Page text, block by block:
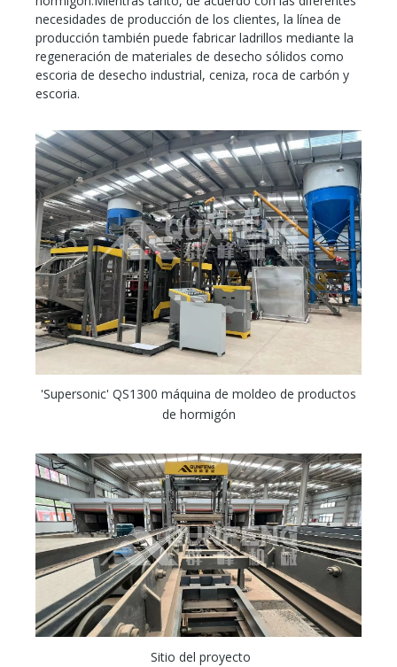
necesidades de producción de los clientes, la línea de
producción también puede fabricar ladrillos mediante la
regeneración de materiales de desecho sólidos como
escoria de desecho industrial, ceniza, roca de carbón y
escoria.
'Supersonic' QS1300 máquina de moldeo de productos
de hormigón
Sitio del proyecto